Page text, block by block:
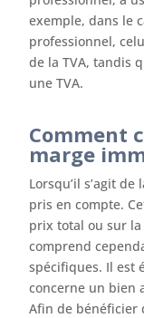
exemple, dans le
professionnel,
de la TVA, tandis
une TVA.
Comment
marge
Lorsqu’il s’agit
pris en compte.
prix total ou sur la
comprend
spécifiques. Il est
concerne un bien
Afin de bénéficier